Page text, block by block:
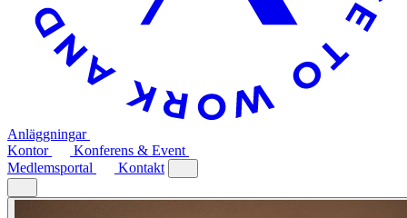
Anläggningar
Kontor
Konferens & Event
Medlemsportal
Kontakt